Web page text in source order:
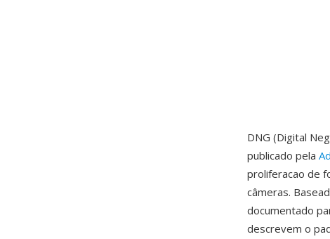
DNG (Digital
publicado pela
proliferacao de
câmeras.
documentado
descrevem o